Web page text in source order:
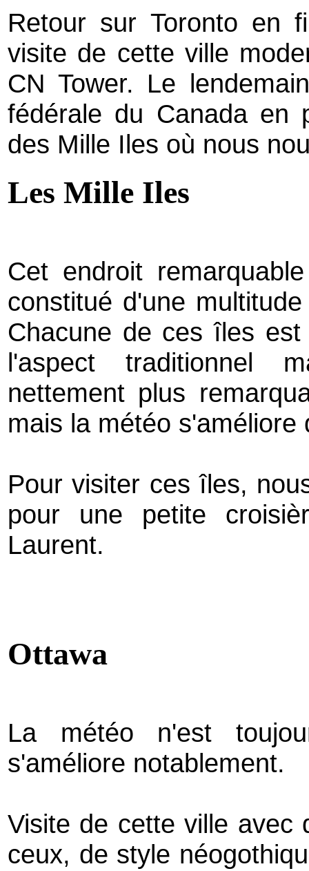
Retour sur Toronto en
visite de cette ville
CN Tower. Le
fédérale du Canada en
des Mille Iles où nous
Les Mille Iles
Cet endroit
constitué d'une
Chacune de ces îles
l'aspect traditionnel
nettement plus
mais la météo s'améliore
Pour visiter ces îles,
pour une petite
Laurent.
Ottawa
La météo n'est
s'améliore notablement.
Visite de cette ville avec
ceux, de style